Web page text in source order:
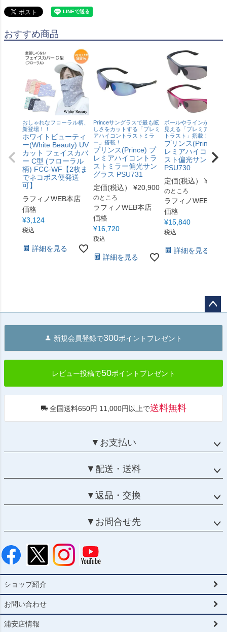
おすすめ商品
おしゃれなフローラル柄、
新登場！！
ホワイトビューティ
ー(White Beauty) UV
カット フェイスカバ
ー C型 (フローラル
柄) FCC-WF【2枚ま
でネコポス便発送
可】
ラフィノWEB本店
価格
¥3,124
税込
詳細を見る
Princeサングラスで最も眩
しさをカットする「プレミ
アハイコントラストミラ
ー」搭載！
プリンス(Prince) プ
レミアハイコントラ
ストミラー偏光サン
グラス PSU731
定価(税込）
¥20,900
のところ
ラフィノWEB本店
価格
¥16,720
税込
詳細を見る
ボールやラインがはっき
見える「プレミアハイコ
トラスト」搭載！
プリンス(Prince) プ
レミアハイコント
スト偏光サングラ
PSU730
定価(税込）
¥
のところ
ラフィノWEB本店
価格
¥15,840
税込
詳細を見る
へ
新規会員登録で300ポイントプレゼント
レビュー投稿で50ポイントプレゼント
全国送料650円 11,000円以上で送料無料
▼お支払い
▼配送・送料
▼返品・交換
▼お問合せ先
ショップ紹介
お問い合わせ
浦安店情報